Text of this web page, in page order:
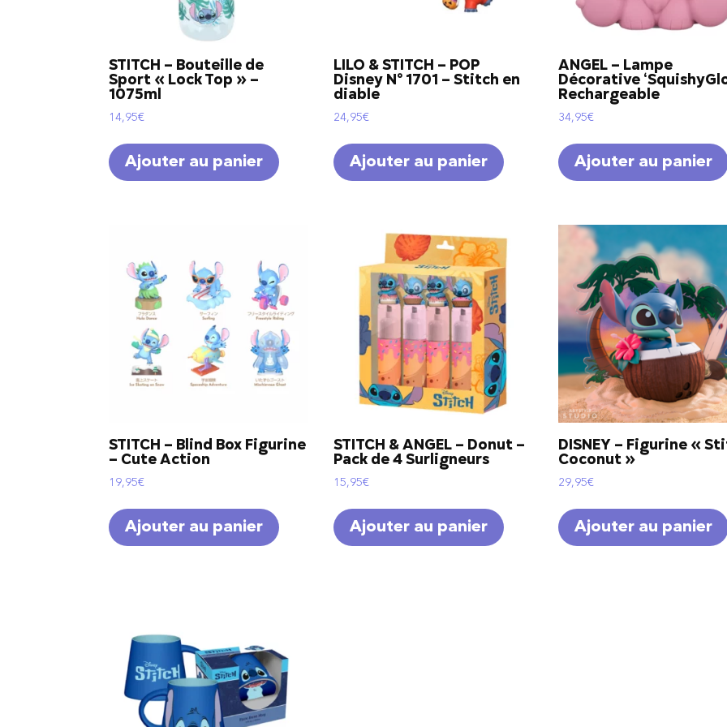
STITCH – Bouteille de
Sport « Lock Top » –
1075ml
14,95€
Ajouter au panier
LILO & STITCH – POP
Disney N° 1701 – Stitch en
diable
24,95€
Ajouter au panier
ANGEL – Lampe
Décorative
Rechargeable
34,95€
Ajouter au panier
STITCH – Blind Box Figurine
– Cute Action
19,95€
Ajouter au panier
STITCH & ANGEL – Donut –
Pack de 4 Surligneurs
15,95€
Ajouter au panier
DISNEY – Figurine «
Coconut »
29,95€
Ajouter au panier